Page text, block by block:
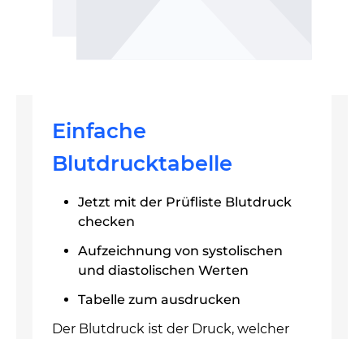
Einfache
Blutdrucktabelle
Jetzt mit der Prüfliste Blutdruck
checken
Aufzeichnung von systolischen
und diastolischen Werten
Tabelle zum ausdrucken
Der Blutdruck ist der Druck, welcher